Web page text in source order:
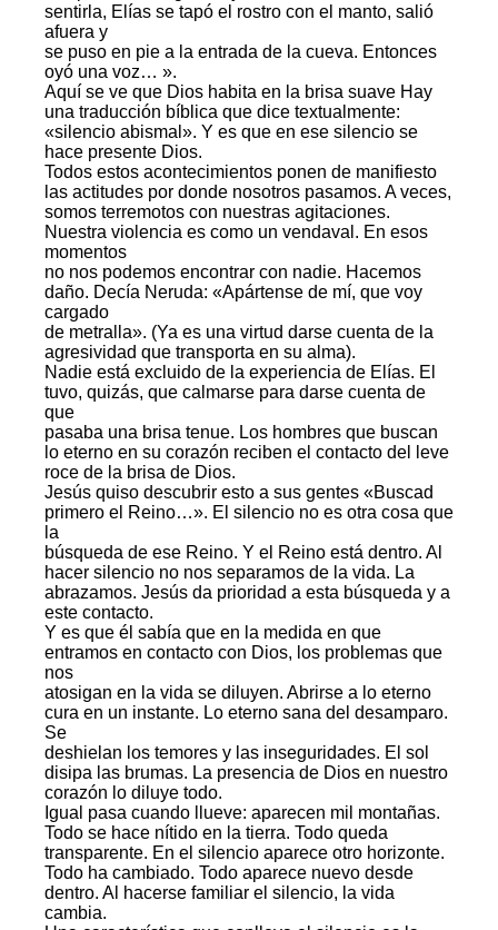
sentirla, Elías se tapó el rostro con el manto, salió
afuera y
se puso en pie a la entrada de la cueva. Entonces
oyó una voz… ».
Aquí se ve que Dios habita en la brisa suave Hay
una traducción bíblica que dice textualmente:
«silencio abismal». Y es que en ese silencio se
hace presente Dios.
Todos estos acontecimientos ponen de manifiesto
las actitudes por donde nosotros pasamos. A veces,
somos terremotos con nuestras agitaciones.
Nuestra violencia es como un vendaval. En esos
momentos
no nos podemos encontrar con nadie. Hacemos
daño. Decía Neruda: «Apártense de mí, que voy
cargado
de metralla». (Ya es una virtud darse cuenta de la
agresividad que transporta en su alma).
Nadie está excluido de la experiencia de Elías. El
tuvo, quizás, que calmarse para darse cuenta de
que
pasaba una brisa tenue. Los hombres que buscan
lo eterno en su corazón reciben el contacto del leve
roce de la brisa de Dios.
Jesús quiso descubrir esto a sus gentes «Buscad
primero el Reino…». El silencio no es otra cosa que
la
búsqueda de ese Reino. Y el Reino está dentro. Al
hacer silencio no nos separamos de la vida. La
abrazamos. Jesús da prioridad a esta búsqueda y a
este contacto.
Y es que él sabía que en la medida en que
entramos en contacto con Dios, los problemas que
nos
atosigan en la vida se diluyen. Abrirse a lo eterno
cura en un instante. Lo eterno sana del desamparo.
Se
deshielan los temores y las inseguridades. El sol
disipa las brumas. La presencia de Dios en nuestro
corazón lo diluye todo.
Igual pasa cuando llueve: aparecen mil montañas.
Todo se hace nítido en la tierra. Todo queda
transparente. En el silencio aparece otro horizonte.
Todo ha cambiado. Todo aparece nuevo desde
dentro. Al hacerse familiar el silencio, la vida
cambia.